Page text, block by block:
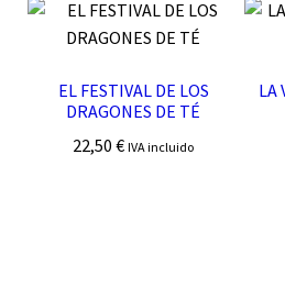
EL FESTIVAL DE LOS
DRAGONES DE TÉ
22,50€ IVA incluido
LA